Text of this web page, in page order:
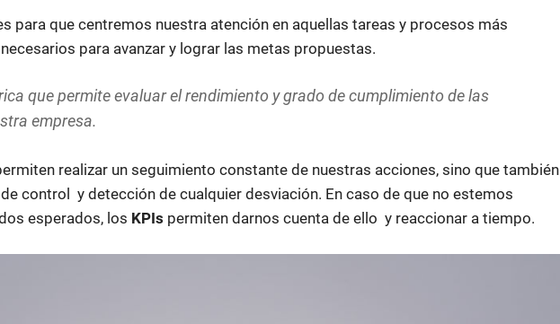
para que centremos nuestra atención en aquellas tareas y procesos más
para avanzar y lograr las metas propuestas.
que permite evaluar el rendimiento y grado de cumplimiento de las
empresa.
realizar un seguimiento constante de nuestras acciones, sino que también
control y detección de cualquier desviación. En caso de que no estemos
esperados, los KPIs permiten darnos cuenta de ello y reaccionar a tiempo.